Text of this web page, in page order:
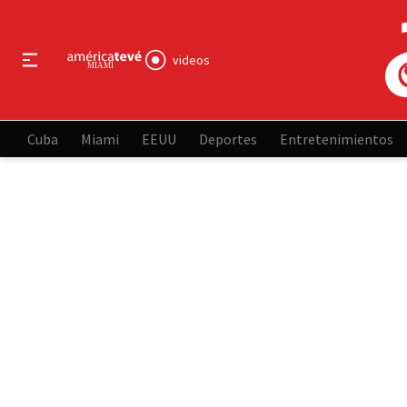
videos
Cuba Miami EEUU Deportes Entretenimientos